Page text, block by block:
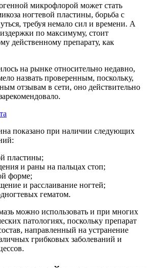
микрофлорой может стать
ногтевой пластины, борьба с
требуя немало сил и времени. А
по максимуму, стоит
действенному препарату, как
на рынке относительно недавно,
назвать проверенным, поскольку,
отзывам в сети, оно действительно
показано при наличии следующих
пластины;
и раны на пальцах стоп;
форме;
и расслаивание ногтей;
гематом.
можно использовать и при многих
патологиях, поскольку препарат
направленный на устранение
грибковых заболеваний и